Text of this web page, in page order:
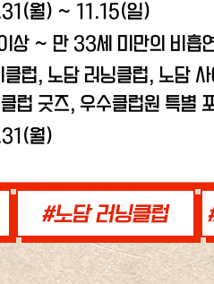
월) ~ 11.15(일)
상 ~ 만 33세 미만의 비흡
클럽, 노담 러닝클럽, 노담
럽 굿즈, 우수클럽원 특별
월)